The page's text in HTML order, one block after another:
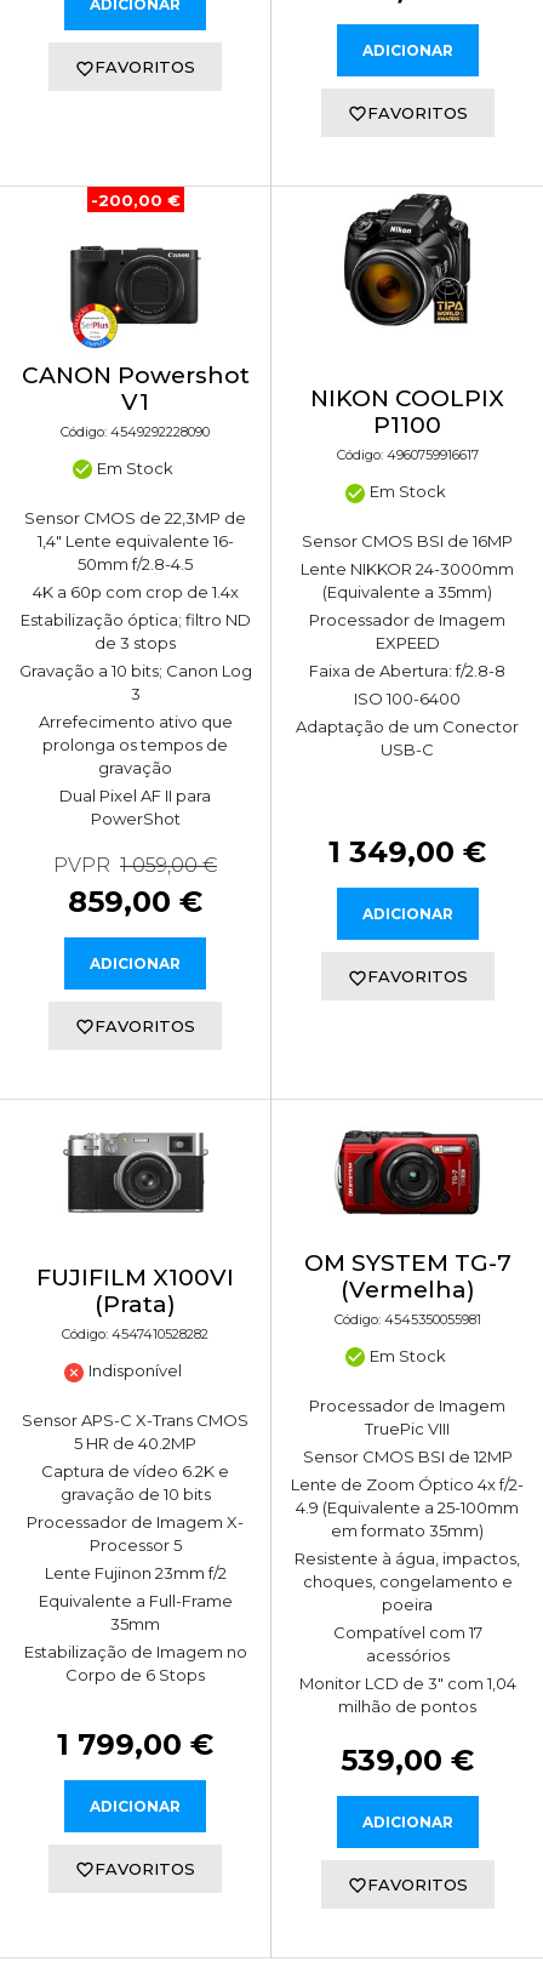
ADICIONAR
FAVORITOS
ADICIONAR
FAVORITOS
-200,00 €
CANON Powershot
V1
Código: 4549292228090
Em Stock
Sensor CMOS de 22,3MP de
1,4" Lente equivalente 16-
50mm f/2.8-4.5
4K a 60p com crop de 1.4x
Estabilização óptica; filtro ND
de 3 stops
Gravação a 10 bits; Canon Log
3
Arrefecimento ativo que
prolonga os tempos de
gravação
Dual Pixel AF II para
PowerShot
PVPR 1 059,00 €
859,00 €
ADICIONAR
FAVORITOS
NIKON COOLPIX
P1100
Código: 4960759916617
Em Stock
Sensor CMOS BSI de 16MP
Lente NIKKOR 24-3000mm
(Equivalente a 35mm)
Processador de Imagem
EXPEED
Faixa de Abertura: f/2.8-8
ISO 100-6400
Adaptação de um Conector
USB-C
1 349,00 €
ADICIONAR
FAVORITOS
FUJIFILM X100VI
(Prata)
Código: 4547410528282
Indisponível
Sensor APS-C X-Trans CMOS
5 HR de 40.2MP
Captura de vídeo 6.2K e
gravação de 10 bits
Processador de Imagem X-
Processor 5
Lente Fujinon 23mm f/2
Equivalente a Full-Frame
35mm
Estabilização de Imagem no
Corpo de 6 Stops
1 799,00 €
ADICIONAR
FAVORITOS
OM SYSTEM TG-7
(Vermelha)
Código: 4545350055981
Em Stock
Processador de Imagem
TruePic VIII
Sensor CMOS BSI de 12MP
Lente de Zoom Óptico 4x f/2-
4.9 (Equivalente a 25-100mm
em formato 35mm)
Resistente à água, impactos,
choques, congelamento e
poeira
Compatível com 17
acessórios
Monitor LCD de 3" com 1,04
milhão de pontos
539,00 €
ADICIONAR
FAVORITOS